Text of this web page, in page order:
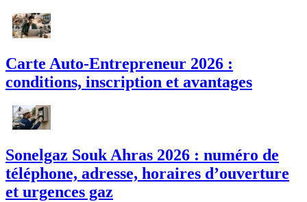
Carte Auto-Entrepreneur 2026 :
conditions, inscription et avantages
Sonelgaz Souk Ahras 2026 : numéro de
téléphone, adresse, horaires d’ouverture
et urgences gaz